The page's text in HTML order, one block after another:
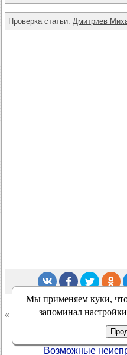
Проверка статьи: Дмитриев
« Предыдущие статьи
Возможные
Мы применяем куки,
запоминал